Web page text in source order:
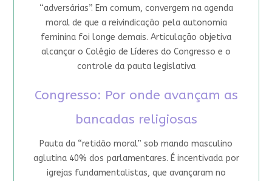
“adversárias”. Em comum, convergem na agenda
moral de que a reivindicação pela autonomia
feminina foi longe demais. Articulação objetiva
alcançar o Colégio de Líderes do Congresso e o
controle da pauta legislativa
Congresso: Por onde avançam as
bancadas religiosas
Pauta da “retidão moral” sob mando masculino
aglutina 40% dos parlamentares. É incentivada por
igrejas fundamentalistas, que avançaram no